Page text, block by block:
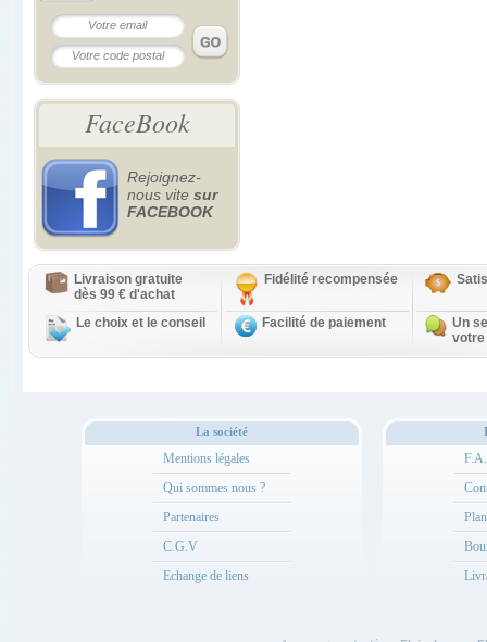
FaceBook
Rejoignez-
nous vite sur
FACEBOOK
Livraison gratuite
dès 99 € d'achat
Fidélité recompensée
Le choix et le conseil Facilité de paiement
Un
votre
La société
Mentions légales
Qui sommes nous ?
Partenaires
C.G.V
Echange de liens